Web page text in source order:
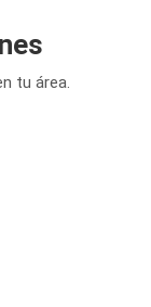
tu área.